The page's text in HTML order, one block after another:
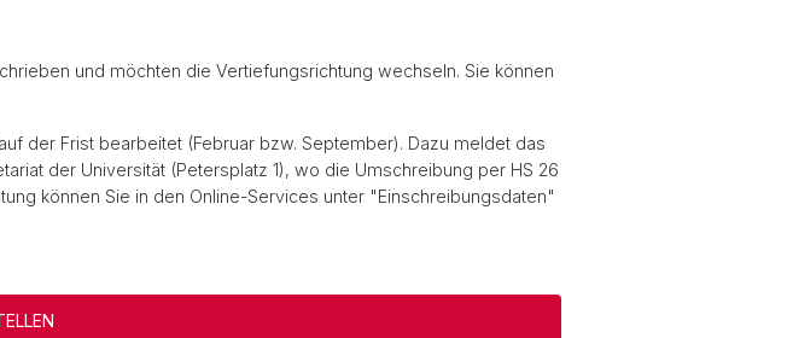
und möchten die Vertiefungsrichtung wechseln. Sie können
der Frist bearbeitet (Februar bzw. September). Dazu meldet das
der Universität (Petersplatz 1), wo die Umschreibung per HS 26
können Sie in den Online-Services unter "Einschreibungsdaten"